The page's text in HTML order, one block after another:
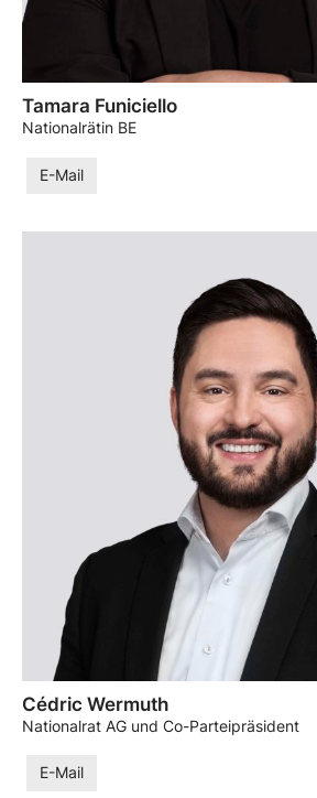
Tamara Funiciello
Nationalrätin BE
E-Mail
Cédric Wermuth
Nationalrat AG und Co-Parteipräsident
E-Mail